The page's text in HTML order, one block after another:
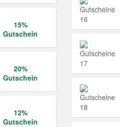
15%
Gutschein
20%
Gutschein
12%
Gutschein